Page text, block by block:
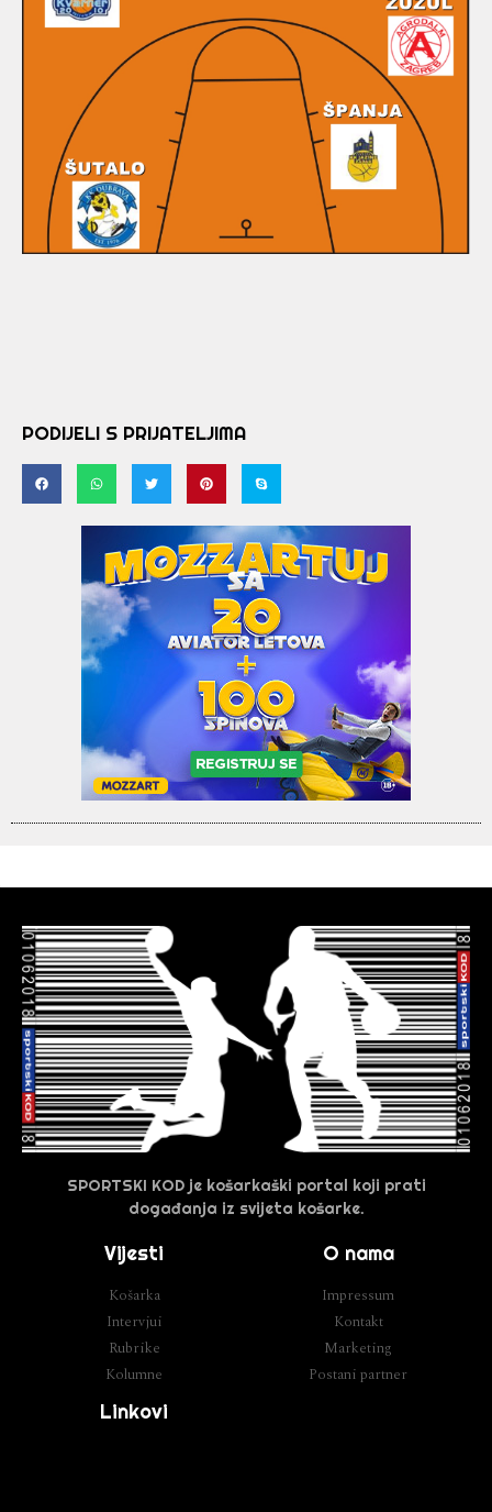
PODIJELI S PRIJATELJIMA
SPORTSKI KOD je košarkaški portal koji prati
događanja iz svijeta košarke.
Vijesti
Košarka
Intervjui
Rubrike
Kolumne
O nama
Impressum
Kontakt
Marketing
Postani partner
Linkovi